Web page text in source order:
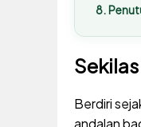
Berdiri